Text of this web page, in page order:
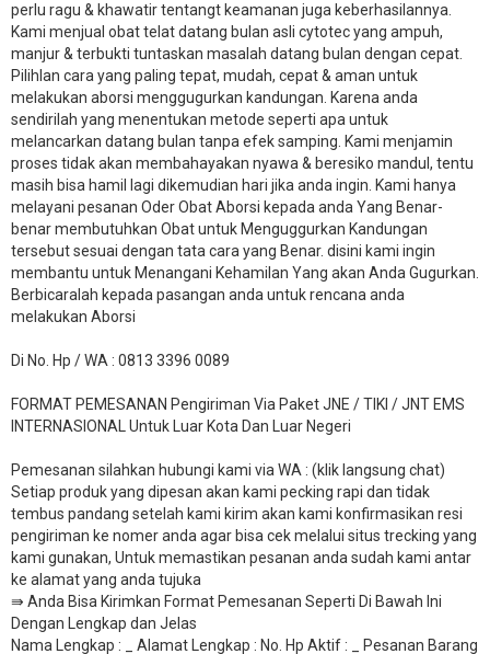
perlu ragu & khawatir tentangt keamanan juga keberhasilannya.
Kami menjual obat telat datang bulan asli cytotec yang ampuh,
manjur & terbukti tuntaskan masalah datang bulan dengan cepat.
Pilihlan cara yang paling tepat, mudah, cepat & aman untuk
melakukan aborsi menggugurkan kandungan. Karena anda
sendirilah yang menentukan metode seperti apa untuk
melancarkan datang bulan tanpa efek samping. Kami menjamin
proses tidak akan membahayakan nyawa & beresiko mandul, tentu
masih bisa hamil lagi dikemudian hari jika anda ingin. Kami hanya
melayani pesanan Oder Obat Aborsi kepada anda Yang Benar-
benar membutuhkan Obat untuk Menguggurkan Kandungan
tersebut sesuai dengan tata cara yang Benar. disini kami ingin
membantu untuk Menangani Kehamilan Yang akan Anda Gugurkan.
Berbicaralah kepada pasangan anda untuk rencana anda
melakukan Aborsi
Di No. Hp / WA : 0813 3396 0089
FORMAT PEMESANAN Pengiriman Via Paket JNE / TIKI / JNT EMS
INTERNASIONAL Untuk Luar Kota Dan Luar Negeri
Pemesanan silahkan hubungi kami via WA : (klik langsung chat)
Setiap produk yang dipesan akan kami pecking rapi dan tidak
tembus pandang setelah kami kirim akan kami konfirmasikan resi
pengiriman ke nomer anda agar bisa cek melalui situs trecking yang
kami gunakan, Untuk memastikan pesanan anda sudah kami antar
ke alamat yang anda tujuka
⇛ Anda Bisa Kirimkan Format Pemesanan Seperti Di Bawah Ini
Dengan Lengkap dan Jelas
Nama Lengkap : _ Alamat Lengkap : No. Hp Aktif : _ Pesanan Barang